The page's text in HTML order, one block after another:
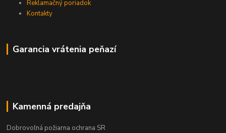
Reklamačný poriadok
Kontakty
Garancia vrátenia peňazí
Kamenná predajňa
Dobrovoľná požiarna ochrana SR